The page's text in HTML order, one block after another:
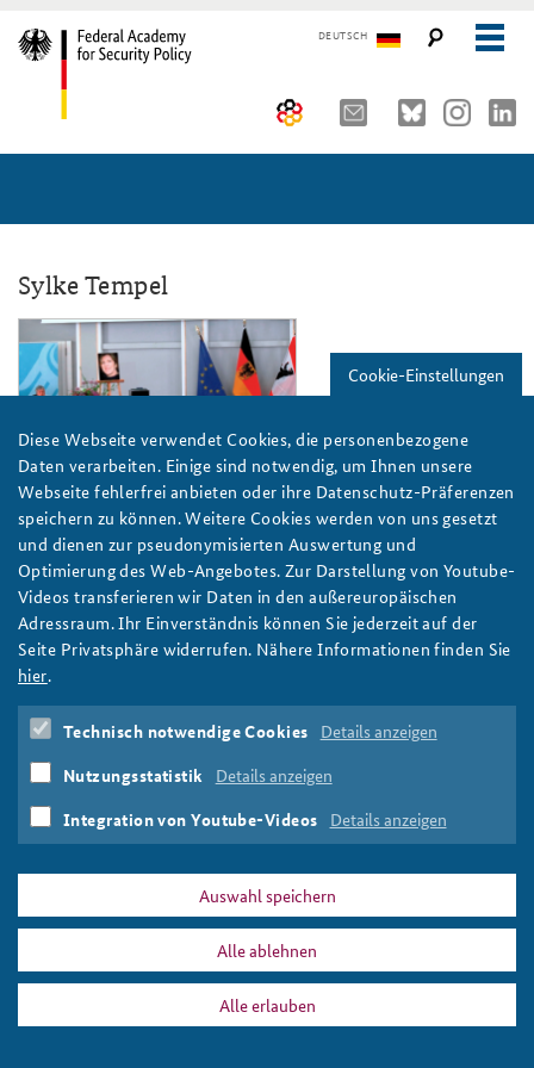
DEUTSCH
Advisory Board
Organisation
The Association of Friends
Partners
Young Leaders in Security Policy
Directions
Seminars, Conferences and Events
Security Policy Course for Senior Officials
Core Course on Security Policy
German Forum on Security Policy
Public Events
Further Events
Working Papers
Sylke Tempel
kcp_sylke_tempel.png
Foto: BAKS/Mochow
Sylke Tempel posthum mit Karl-Carstens-Preis
ausgezeichnet
Wissenschaftlerin, Publizistin und vor allem besonnene
Streiterin für die liberale Demokratie: Dr. Sylke Tempel ist durch
den Freundeskreis der BAKS posthum mit dem Karl-Carstens-
Preis der Bundesakademie für Sicherheitspolitik geehrt worden.
weiter
Freundeskreis BAKS,Karl-Carstens-Preis,Sylke Tempel
Ursula von der Leyen
DATA PRIVACY IMPRINT
Sylke Tempel Print
Cookie-Einstellungen
Diese Webseite verwendet Cookies, die personenbezogene
Daten verarbeiten. Einige sind notwendig, um Ihnen unsere
Webseite fehlerfrei anbieten oder ihre Datenschutz-Präferenzen
speichern zu können. Weitere Cookies werden von uns gesetzt
und dienen zur pseudonymisierten Auswertung und
Optimierung des Web-Angebotes. Zur Darstellung von Youtube-
Videos transferieren wir Daten in den außereuropäischen
Adressraum. Ihr Einverständnis können Sie jederzeit auf der
Seite Privatsphäre widerrufen. Nähere Informationen finden Sie
hier.
Technisch notwendige Cookies Details anzeigen
Nutzungsstatistik Details anzeigen
Integration von Youtube-Videos Details anzeigen
Auswahl speichern
Alle ablehnen
Alle erlauben